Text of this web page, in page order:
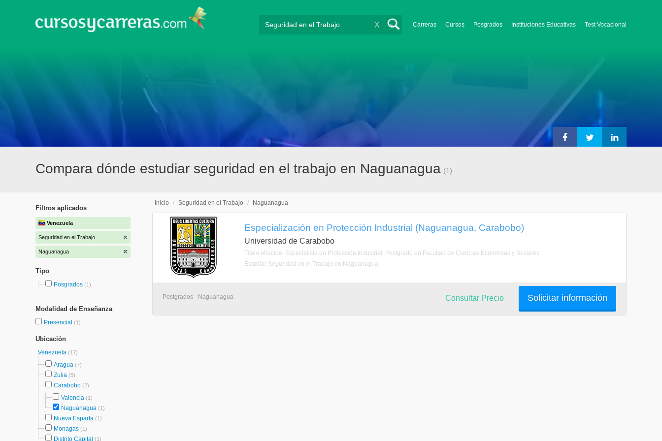
Carreras Cursos Posgrados Instituciones Educativas Test Vocacional
X
Compara dónde estudiar seguridad en el trabajo en Naguanagua (1)
Filtros aplicados
Venezuela
Seguridad en el Trabajo
Naguanagua
Tipo
Posgrados (1)
Modalidad de Enseñanza
Presencial (1)
Ubicación
Venezuela (17)
Aragua (7)
Zulia (5)
Carabobo (2)
Valencia (1)
Naguanagua (1)
Nueva Esparta (1)
Monagas (1)
Distrito Capital (1)
Inicio / Seguridad en el Trabajo / Naguanagua
Especialización en Protección Industrial (Naguanagua, Carabobo)
Universidad de Carabobo
Título ofrecido: Especialista en Protección Industrial. Postgrado en Facultad de Ciencias Econmicas y Sociales
Estudiar Seguridad en el Trabajo en Naguanagua
Postgrados - Naguanagua Solicitar información
Consultar Precio